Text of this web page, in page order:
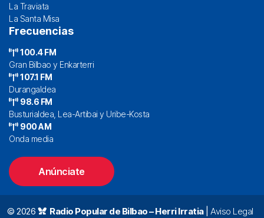
La Traviata
La Santa Misa
Frecuencias
100.4 FM
Gran Bilbao y Enkarterri
107.1 FM
Durangaldea
98.6 FM
Busturialdea, Lea-Artibai y Uribe-Kosta
900 AM
Onda media
Anúnciate
© 2026 Radio Popular de Bilbao – Herri Irratia| Aviso Legal